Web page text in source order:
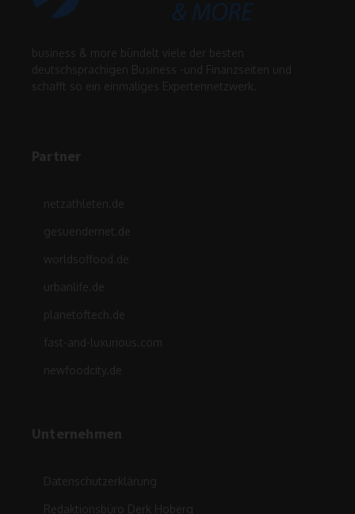
business & more bündelt viele der besten
deutschsprachigen Business -und Finanzseiten und
schafft so ein einmaliges Expertennetzwerk.
Partner
netzathleten.de
gesuendernet.de
worldsoffood.de
urbanlife.de
planetoftech.de
fast-and-luxurious.com
newfoodcity.de
Unternehmen
Datenschutzerklärung
Redaktionsbüro Derk Hoberg